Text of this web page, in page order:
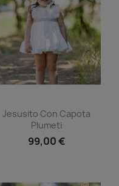
Vista rápida
Jesusito Con Capota
Plumeti
99,00 €